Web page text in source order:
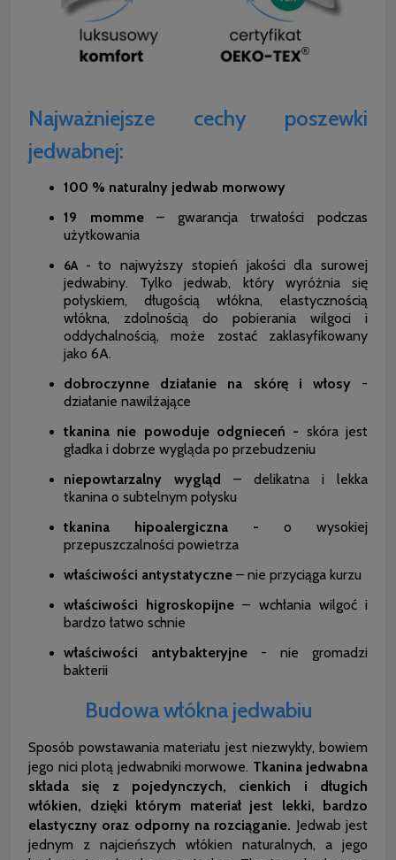
Najważniejsze cechy poszewki
jedwabnej:
100 % naturalny jedwab morwowy
19 momme– gwarancja trwałości podczas
użytkowania
6A - to najwyższy stopień jakości dla surowej
jedwabiny. Tylko jedwab, który wyróżnia się
połyskiem, długością włókna, elastycznością
włókna, zdolnością do pobierania wilgoci i
oddychalnością, może zostać zaklasyfikowany
jako 6A.
dobroczynne działanie na skórę i włosy -
działanie nawilżające
tkanina nie powoduje odgnieceń - skóra jest
gładka i dobrze wygląda po przebudzeniu
niepowtarzalny wygląd – delikatna i lekka
tkanina o subtelnym połysku
tkanina hipoalergiczna - o wysokiej
przepuszczalności powietrza
właściwości antystatyczne – nie przyciąga kurzu
właściwości higroskopijne – wchłania wilgoć i
bardzo łatwo schnie
właściwości antybakteryjne - nie gromadzi
bakterii
Budowa włókna jedwabiu
Sposób powstawania materiału jest niezwykły, bowiem
jego nici plotą jedwabniki morwowe. Tkanina jedwabna
składa się z pojedynczych, cienkich i długich
włókien, dzięki którym materiał jest lekki, bardzo
elastyczny oraz odporny na rozciąganie. Jedwab jest
jednym z najcieńszych włókien naturalnych, a jego